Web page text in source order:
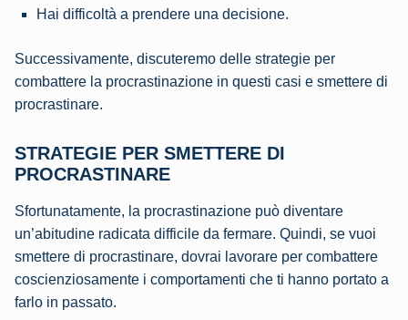
Hai difficoltà a prendere una decisione.
Successivamente, discuteremo delle strategie per
combattere la procrastinazione in questi casi e smettere di
procrastinare.
STRATEGIE PER SMETTERE DI
PROCRASTINARE
Sfortunatamente, la procrastinazione può diventare
un’abitudine radicata difficile da fermare. Quindi, se vuoi
smettere di procrastinare, dovrai lavorare per combattere
coscienziosamente i comportamenti che ti hanno portato a
farlo in passato.